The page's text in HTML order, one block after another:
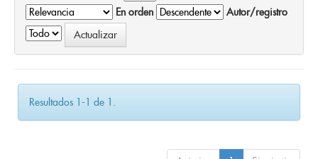
En orden
Autor/registro
Resultados 1-1 de 1.